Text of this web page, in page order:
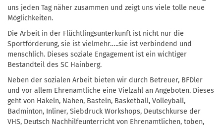
uns jeden Tag näher zusammen und zeigt uns viele tolle neue
Möglichkeiten.
Die Arbeit in der Flüchtlingsunterkunft ist nicht nur die
Sportförderung, sie ist vielmehr…..sie ist verbindend und
menschlich. Dieses soziale Engagement ist ein wichtiger
Bestandteil des SC Hainberg.
Neben der sozialen Arbeit bieten wir durch Betreuer, BFDler
und vor allem Ehrenamtliche eine Vielzahl an Angeboten. Dieses
geht von Häkeln, Nähen, Basteln, Basketball, Volleyball,
Badminton, Inliner, Siebdruck Workshops, Deutschkurse der
VHS, Deutsch Nachhilfeunterricht von Ehrenamtlichen, toben,